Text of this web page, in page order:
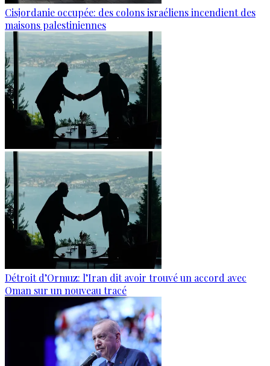
Cisjordanie occupée: des colons israéliens incendient des
maisons palestiniennes
Détroit d’Ormuz: l’Iran dit avoir trouvé un accord avec
Oman sur un nouveau tracé